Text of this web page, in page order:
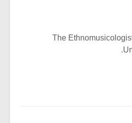
1971 The